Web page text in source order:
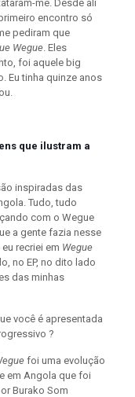
me. Desde ali
encontro só
pediram que
Wegue. Eles
foi aquele big
Eu tinha quinze anos
que ilustram a
inspiradas das
Tudo, tudo
com o Wegue
a gente fazia nesse
recriei em Wegue
no EP, no dito lado
das minhas
você é apresentada
?
foi uma evolução
em Angola que foi
Burako Som